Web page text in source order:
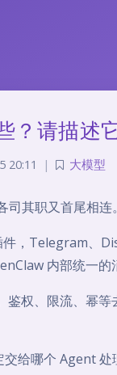
？请描述
20:11 | 大模型
司其职又首尾相连。
，Telegram、
内部统一的
权、限流、幂等
给哪个 Agent